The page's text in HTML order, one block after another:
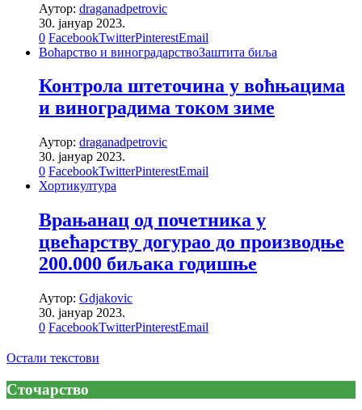
Аутор: draganadpetrovic
30. јануар 2023.
0 FacebookTwitterPinterestEmail
Воћарство и виноградарствоЗаштита биља
Контрола штеточина у воћњацима
и виноградима током зиме
Аутор: draganadpetrovic
30. јануар 2023.
0 FacebookTwitterPinterestEmail
Хортикултура
Врањанац од почетника у
цвећарству догурао до производње
200.000 биљака годишње
Аутор: Gdjakovic
30. јануар 2023.
0 FacebookTwitterPinterestEmail
Остали текстови
Сточарство